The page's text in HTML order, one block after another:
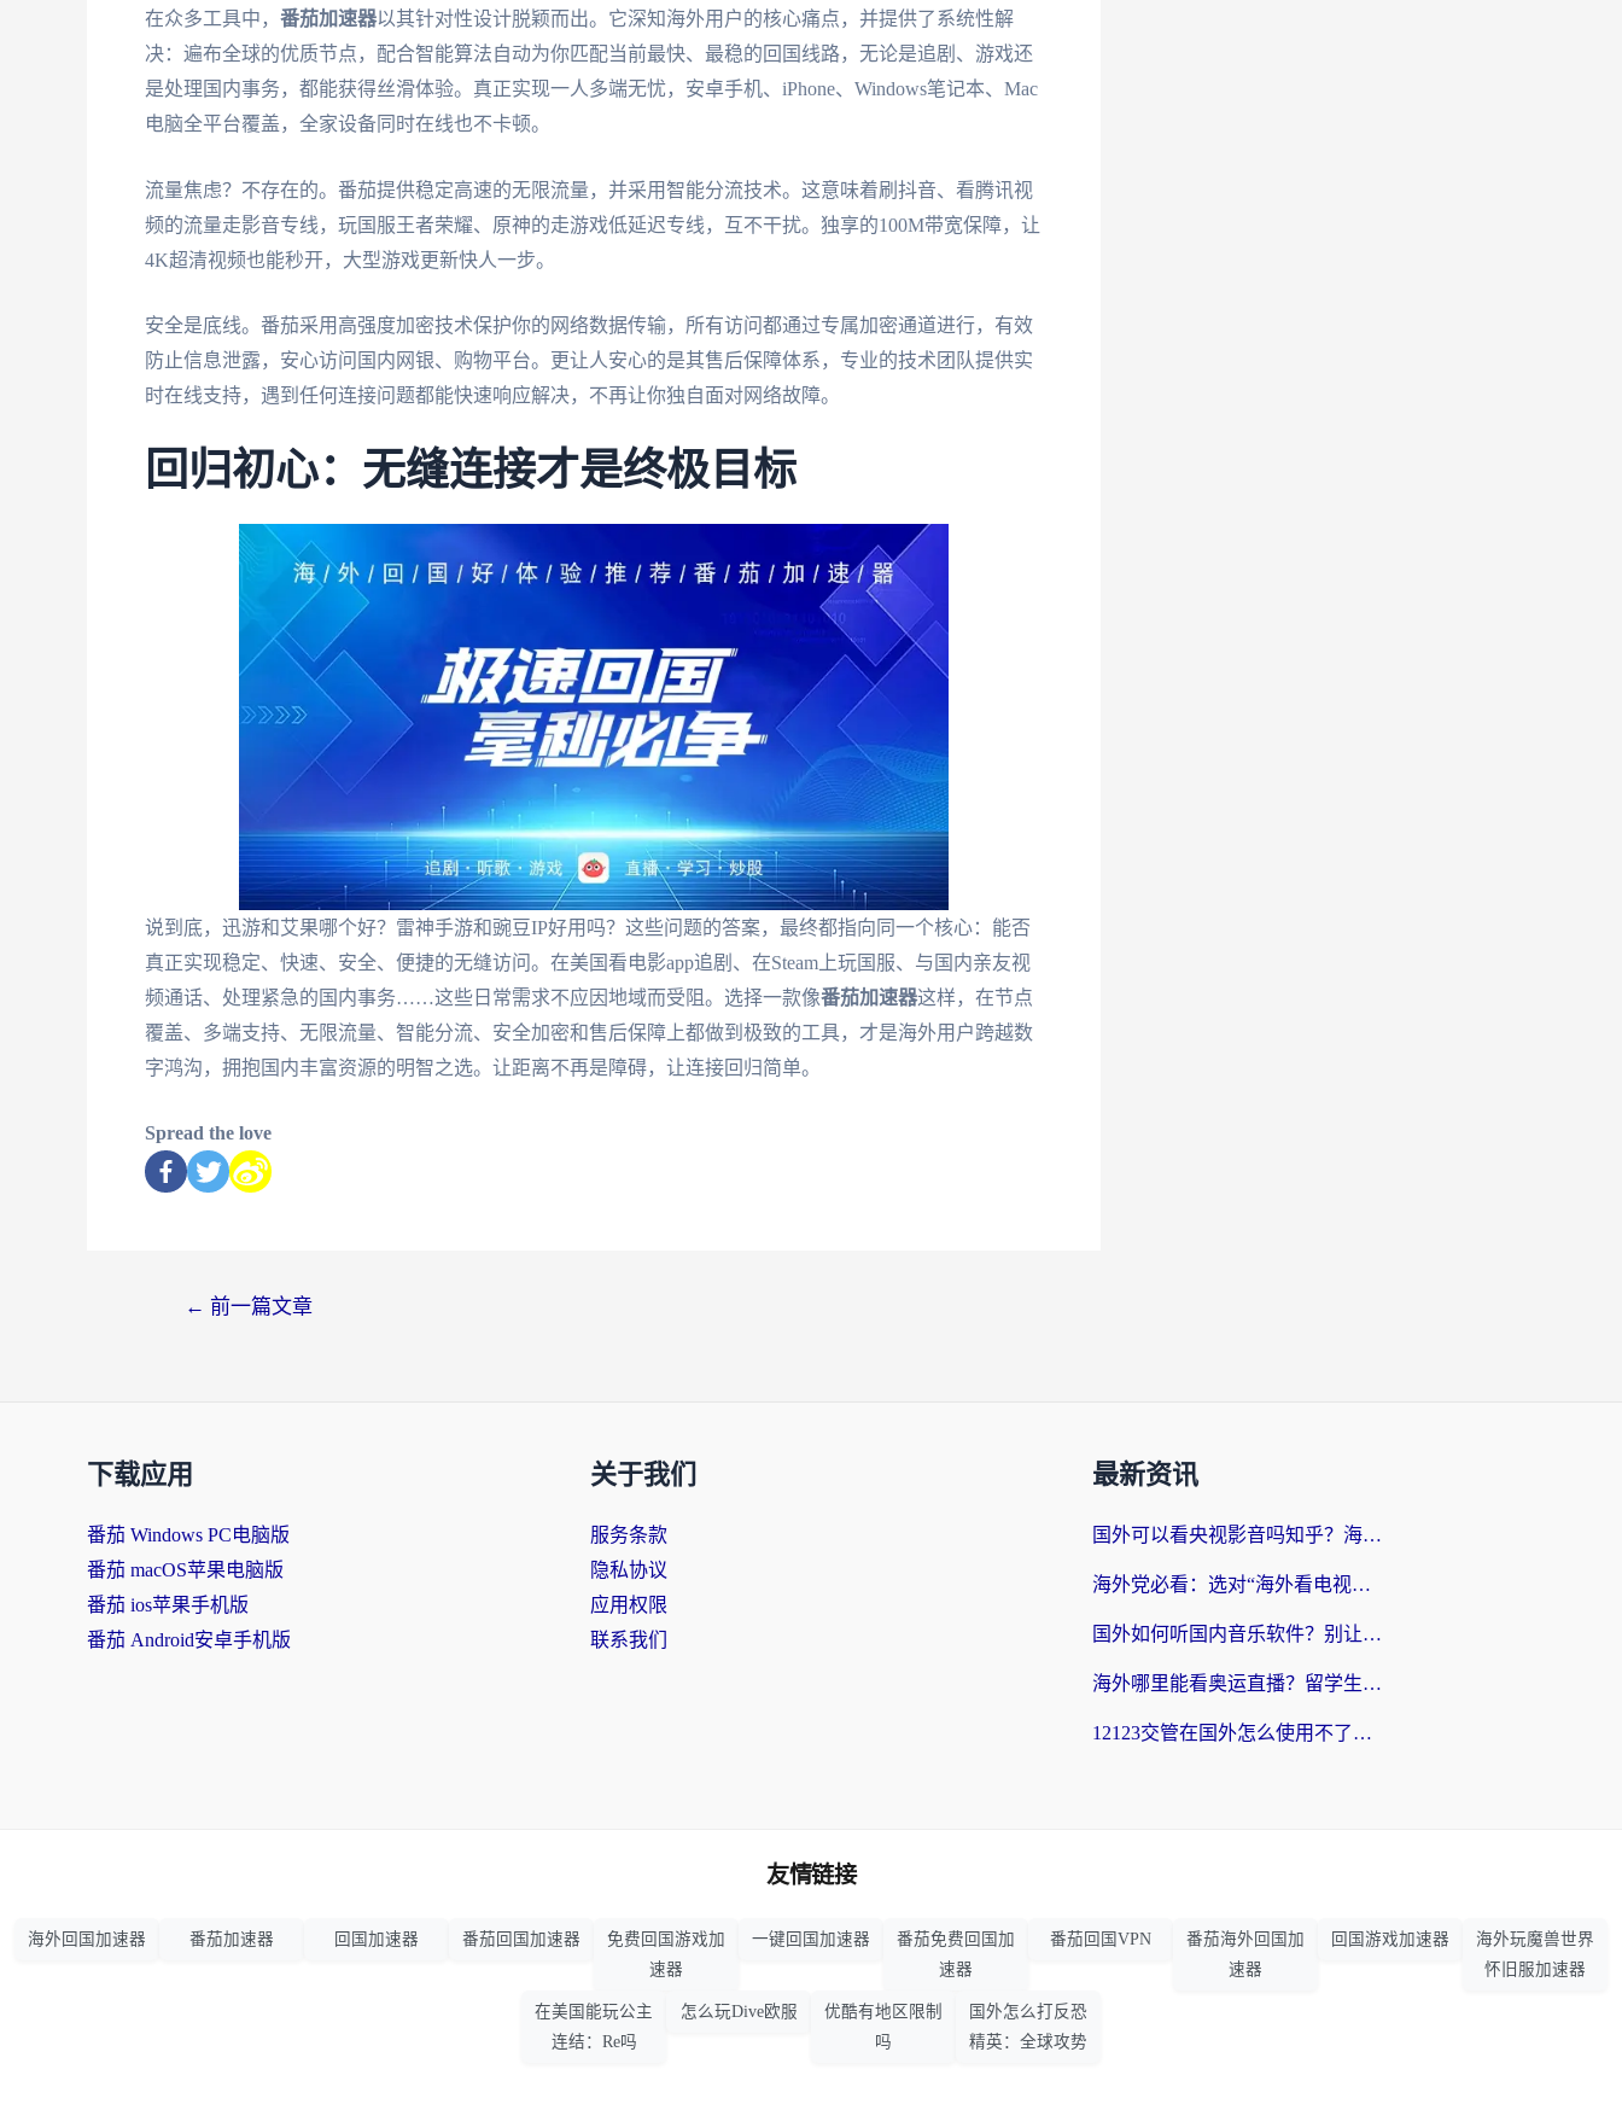
在众多工具中， 番茄加速器以其针对性设计脱颖而出。它深知海外用户的核心痛点，并提供了系统性解
决：遍布全球的优质节点，配合智能算法自动为你匹配当前最快、最稳的回国线路，无论是追剧、游戏还
是处理国内事务，都能获得丝滑体验。真正实现一人多端无忧，安卓手机、iPhone、Windows笔记本、Mac
电脑全平台覆盖，全家设备同时在线也不卡顿。
流量焦虑？不存在的。番茄提供稳定高速的无限流量，并采用智能分流技术。这意味着刷抖音、看腾讯视
频的流量走影音专线，玩国服王者荣耀、原神的走游戏低延迟专线，互不干扰。独享的100M带宽保障，让
4K超清视频也能秒开，大型游戏更新快人一步。
安全是底线。番茄采用高强度加密技术保护你的网络数据传输，所有访问都通过专属加密通道进行，有效
防止信息泄露，安心访问国内网银、购物平台。更让人安心的是其售后保障体系，专业的技术团队提供实
时在线支持，遇到任何连接问题都能快速响应解决，不再让你独自面对网络故障。
回归初心：无缝连接才是终极目标
说到底，迅游和艾果哪个好？雷神手游和豌豆IP好用吗？这些问题的答案，最终都指向同一个核心：能否
真正实现稳定、快速、安全、便捷的无缝访问。在美国看电影app追剧、在Steam上玩国服、与国内亲友视
频通话、处理紧急的国内事务……这些日常需求不应因地域而受阻。选择一款像番茄加速器这样，在节点
覆盖、多端支持、无限流量、智能分流、安全加密和售后保障上都做到极致的工具，才是海外用户跨越数
字鸿沟，拥抱国内丰富资源的明智之选。让距离不再是障碍，让连接回归简单。
Spread the love
← 前一篇文章
下载应用
番茄 Windows PC电脑版
番茄 macOS苹果电脑版
番茄 ios苹果手机版
番茄 Android安卓手机版
关于我们
服务条款
隐私协议
应用权限
联系我们
最新资讯
国外可以看央视影音吗知乎？海外党亲测有效的回国加速方案
海外党必看：选对“海外看电视剧软件”，再也不用愁国内剧刷不了
国外如何听国内音乐软件？别让地域限制，断了你的中文歌单
海外哪里能看奥运直播？留学生&海外华人必看的体育赛事观赛终极指南
12123交管在国外怎么使用不了？海外华人必看的无缝访问国内资源指南
友情链接
海外回国加速器 番茄加速器 回国加速器 番茄回国加速器
免费回国游戏加
速器
一键回国加速器
番茄免费回国加
速器
番茄回国VPN
番茄海外回国加
速器
回国游戏加速器
海外玩魔兽世界
怀旧服加速器
在美国能玩公主
连结：Re吗
怎么玩Dive欧服
优酷有地区限制
吗
国外怎么打反恐
精英：全球攻势